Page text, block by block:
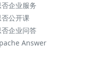
企业服务
公开课
企业问答
Answer